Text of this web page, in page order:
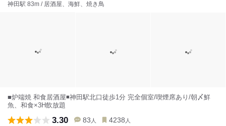
神田駅 83m / 居酒屋、海鮮、焼き鳥
■炉端焼 和食居酒屋◾️神田駅北口徒歩1分 完全個室/喫煙席あり/朝〆鮮
魚、和食×3H飲放題
3.30 83 人 4238 人